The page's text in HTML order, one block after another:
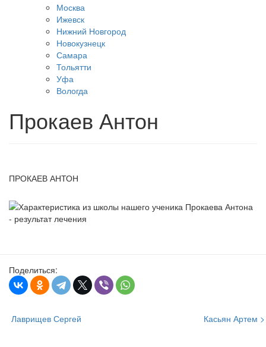
Москва
Ижевск
Нижний Новгород
Новокузнецк
Самара
Тольятти
Уфа
Вологда
Прокаев Антон
ПРОКАЕВ АНТОН
Поделиться:
Лаврищев Сергей Касьян Артем >